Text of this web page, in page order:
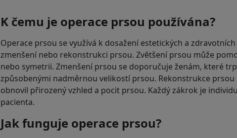
K čemu je operace prsou používána?
Operace prsou se využívá k dosažení estetických a
zmenšení nebo rekonstrukci prsou. Zvětšení prsou může
nebo symetrii. Zmenšení prsou se doporučuje ženám, které
způsobenými nadměrnou velikostí prsou. Rekonstrukce
obnovil přirozený vzhled a pocit prsou. Každý zákrok je
pacienta.
Jak funguje operace prsou?